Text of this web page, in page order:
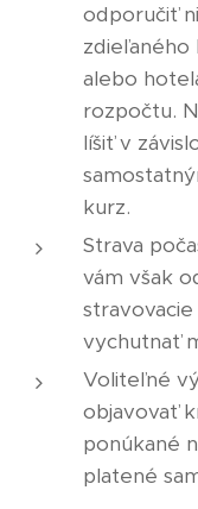
odporučiť
zdieľaného
alebo
rozpočtu.
líšiť v
kurz.
Strava
vám však
vychutnať
Voliteľné
objavovať
ponúkané
platené